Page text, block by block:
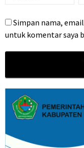
Simpan nama,
untuk komentar saya